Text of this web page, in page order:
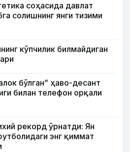
соҳасида давлат
солишнинг янги тизими
кўпчилик билмайдиган
бўлган” ҳаво-десант
билан телефон орқали
рекорд ўрнатди: Ян
энг қиммат